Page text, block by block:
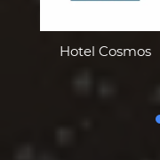
Hotel Cosmos